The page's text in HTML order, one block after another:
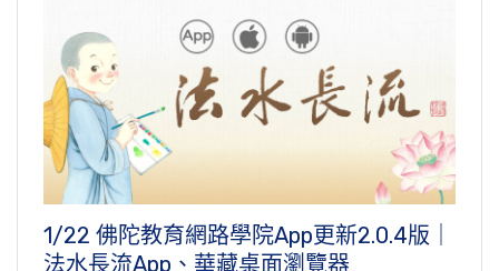
1/22 佛陀教育網路學院App更新2.0.4版｜
法水長流App、華藏桌面瀏覽器